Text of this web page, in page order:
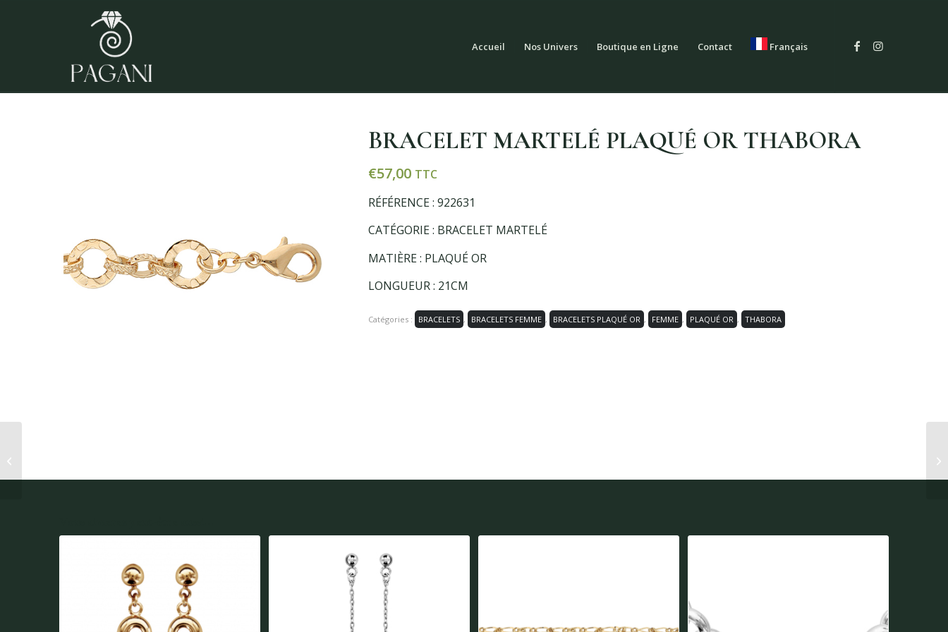
Accueil Nos Univers Boutique en Ligne Contact Français
BRACELET MARTELÉ PLAQUÉ OR THABORA
€57,00 TTC
RÉFÉRENCE : 922631
CATÉGORIE : BRACELET MARTELÉ
MATIÈRE : PLAQUÉ OR
LONGUEUR : 21CM
Catégories : BRACELETS , BRACELETS FEMME , BRACELETS PLAQUÉ OR , FEMME , PLAQUÉ OR , THABORA